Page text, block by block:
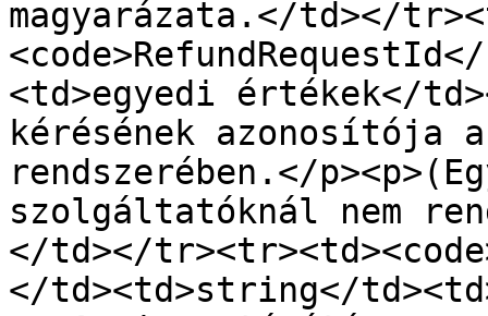
magyarázata.</td></
<td>egyedi értékek</
kérésének
rendszerében.</
szolgáltatóknál nem
</td></
</td><td>string</